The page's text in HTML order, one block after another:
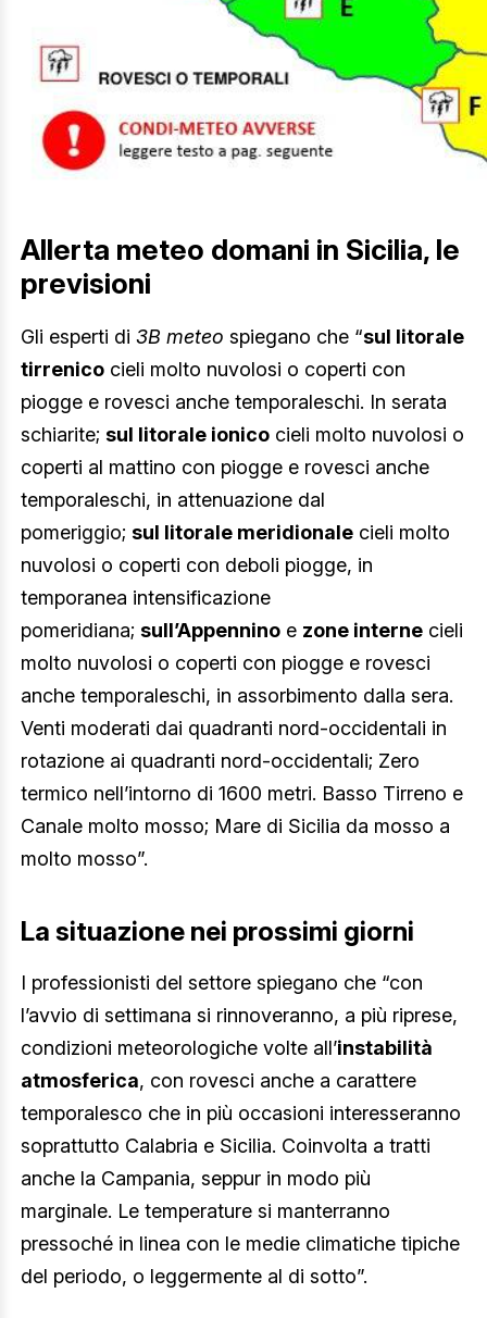
Allerta meteo domani in Sicilia, le
previsioni
Gli esperti di 3B meteo spiegano che “sul litorale
tirrenico cieli molto nuvolosi o coperti con
piogge e rovesci anche temporaleschi. In serata
schiarite; sul litorale ionico cieli molto nuvolosi o
coperti al mattino con piogge e rovesci anche
temporaleschi, in attenuazione dal
pomeriggio; sul litorale meridionale cieli molto
nuvolosi o coperti con deboli piogge, in
temporanea intensificazione
pomeridiana; sull’Appennino e zone interne cieli
molto nuvolosi o coperti con piogge e rovesci
anche temporaleschi, in assorbimento dalla sera.
Venti moderati dai quadranti nord-occidentali in
rotazione ai quadranti nord-occidentali; Zero
termico nell’intorno di 1600 metri. Basso Tirreno e
Canale molto mosso; Mare di Sicilia da mosso a
molto mosso”.
La situazione nei prossimi giorni
I professionisti del settore spiegano che “con
l’avvio di settimana si rinnoveranno, a più riprese,
condizioni meteorologiche volte all’instabilità
atmosferica, con rovesci anche a carattere
temporalesco che in più occasioni interesseranno
soprattutto Calabria e Sicilia. Coinvolta a tratti
anche la Campania, seppur in modo più
marginale. Le temperature si manterranno
pressoché in linea con le medie climatiche tipiche
del periodo, o leggermente al di sotto”.